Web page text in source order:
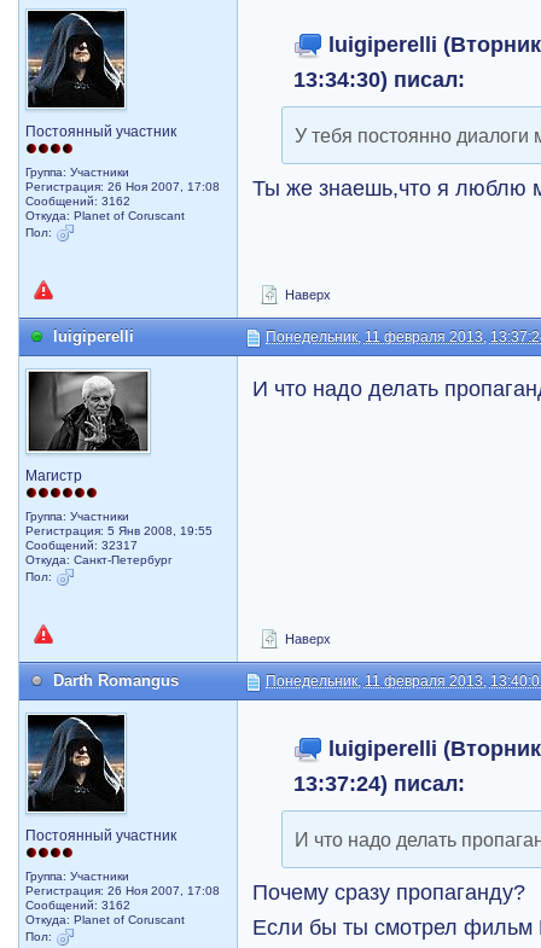
Постоянный участник
Группа: Участники
Регистрация: 26 Ноя 2007, 17:08
Сообщений: 3162
Откуда: Planet of Coruscant
Пол:
luigiperelli
13:34:30) писал:
У тебя постоянно диалоги
Ты же знаешь,что я люблю
Наверх
luigiperelli Понедельник, 11 февраля 2013,
Магистр
Группа: Участники
Регистрация: 5 Янв 2008, 19:55
Сообщений: 32317
Откуда: Санкт-Петербург
Пол:
И что надо делать
Наверх
Darth Romangus Понедельник, 11 февраля 2013,
Постоянный участник
Группа: Участники
Регистрация: 26 Ноя 2007, 17:08
Сообщений: 3162
Откуда: Planet of Coruscant
Пол:
luigiperelli
13:37:24) писал:
И что надо делать
Почему сразу пропаганду?
Если бы ты смотрел фильм